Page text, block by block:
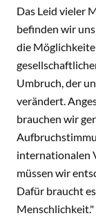
Das Leid vieler
befinden wir
die
Umbruch, der
verändert.
brauchen wir
internationalen
müssen wir
Dafür braucht
Menschlichkeit."